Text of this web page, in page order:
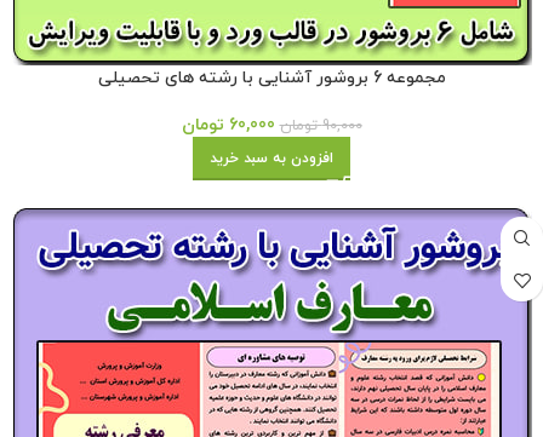
مجموعه 6 بروشور آشنایی با رشته های تحصیلی
90,000 تومان 60,000 تومان
افزودن به سبد خرید